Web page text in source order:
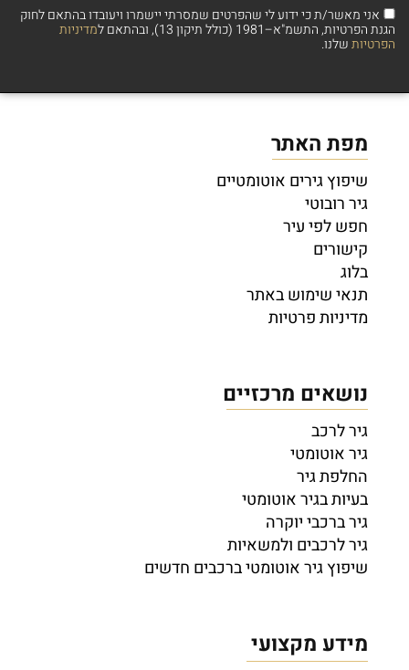
אני מאשר/ת כי ידוע לי שהפרטים שמסרתי יישמרו ויעובדו בהתאם לחוק
הגנת הפרטיות, התשמ"א–1981 (כולל תיקון 13), ובהתאם ל מדיניות
הפרטיותשלנו.
מפת האתר
שיפוץ גירים אוטומטיים
גיר רובוטי
חפש לפי עיר
קישורים
בלוג
תנאי שימוש באתר
מדיניות פרטיות
נושאים מרכזיים
גיר לרכב
גיר אוטומטי
החלפת גיר
בעיות בגיר אוטומטי
גיר ברכבי יוקרה
גיר לרכבים ולמשאיות
שיפוץ גיר אוטומטי ברכבים חדשים
מידע מקצועי